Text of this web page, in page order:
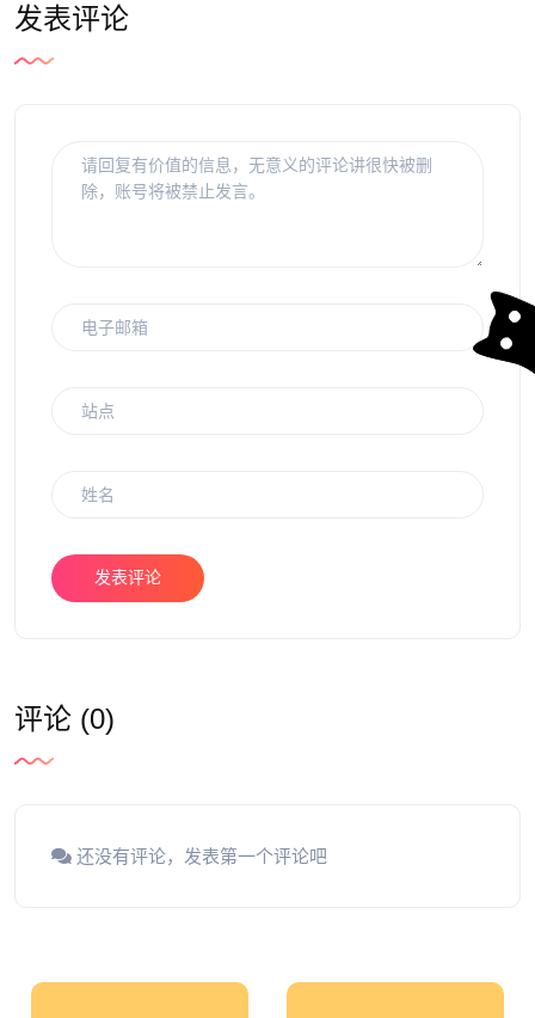
发表评论
发表评论
评论 (0)
还没有评论，发表第一个评论吧